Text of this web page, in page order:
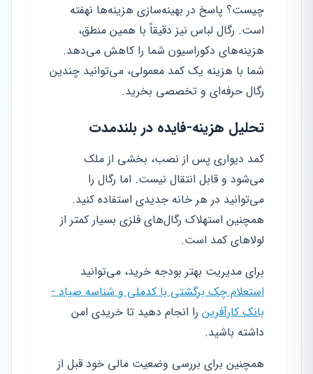
چیست؟ پاسخ در بهینه‌سازی هزینه‌ها نهفته
است. رگال لباس نیز دقیقاً با همین منطق،
هزینه‌های دکوراسیون شما را کاهش می‌دهد.
شما با هزینه یک کمد معمولی، می‌توانید چندین
رگال حرفه‌ای و تخصصی بخرید.
تحلیل هزینه-فایده در بلندمدت
کمد دیواری پس از نصب، بخشی از ملک
می‌شود و قابل انتقال نیست. اما رگال را
می‌توانید در هر خانه جدیدی استفاده کنید.
همچنین استهلاک رگال‌های فلزی بسیار کمتر از
لولاهای کمد است.
برای مدیریت بهتر بودجه خرید، می‌توانید
استعلام چک برگشتی با کدملی و شناسه صیاد -
بانک کارآفرین را انجام دهید تا خریدی امن
داشته باشید.
همچنین برای بررسی وضعیت مالی خود قبل از